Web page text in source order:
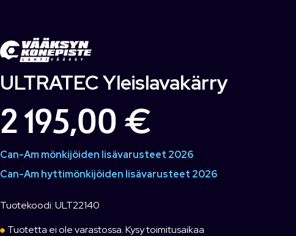
ULTRATEC Yleislavakärry
2 195,00 €
Can-Am mönkijöiden lisävarusteet 2026
Can-Am hyttimönkijöiden lisävarusteet 2026
Tuotekoodi: ULT22140
Tuotetta ei ole varastossa. Kysy toimitusaikaa